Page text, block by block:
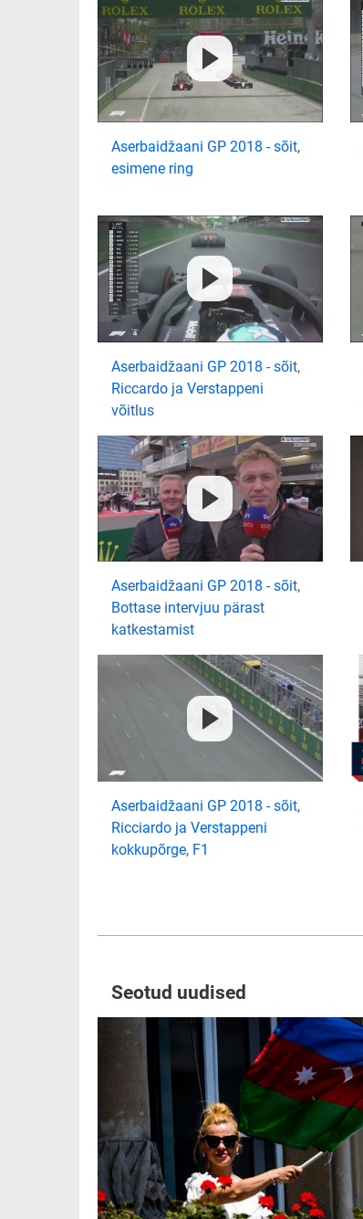
Aserbaidžaani GP 2018 - sõit,
esimene ring
Aserbaidžaani GP 2018 - sõit,
Riccardo ja Verstappeni
võitlus
Aserbaidžaani GP 2018 - sõit,
Bottase intervjuu pärast
katkestamist
Aserbaidžaani GP 2018 - sõit,
Ricciardo ja Verstappeni
kokkupõrge, F1
Seotud uudised